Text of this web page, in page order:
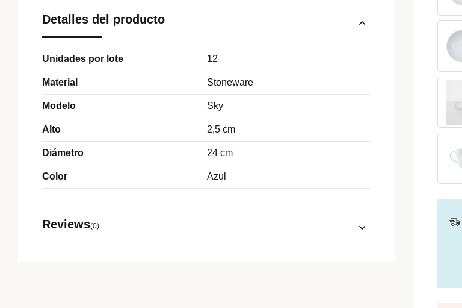
Detalles del producto
Unidades por lote 12
Material Stoneware
Modelo Sky
Alto 2,5 cm
Diámetro 24 cm
Color Azul
Reviews(0)